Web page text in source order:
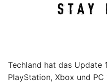
Techland hat das Update
PlayStation, Xbox und